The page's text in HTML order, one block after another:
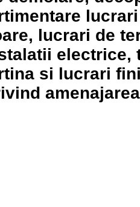
lucrari de
electrice,
si lucrari